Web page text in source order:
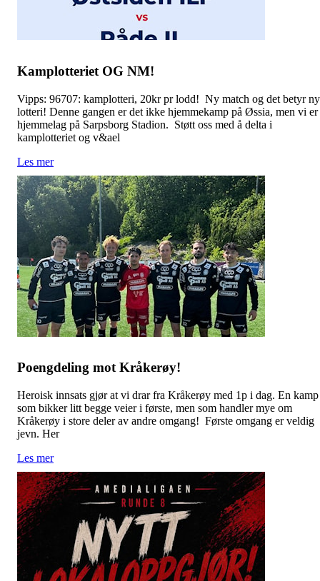
Kamplotteriet OG NM!
Vipps: 96707: kamplotteri, 20kr pr lodd! Ny match og det betyr
lotteri! Denne gangen er det ikke hjemmekamp på Øssia, men vi er
hjemmelag på Sarpsborg Stadion. Støtt oss med å delta i
kamplotteriet og v&ael
Les mer
Poengdeling mot Kråkerøy!
Heroisk innsats gjør at vi drar fra Kråkerøy med 1p i dag. En kamp
som bikker litt begge veier i første, men som handler mye om
Kråkerøy i store deler av andre omgang! Første omgang er veldig
jevn. Her
Les mer